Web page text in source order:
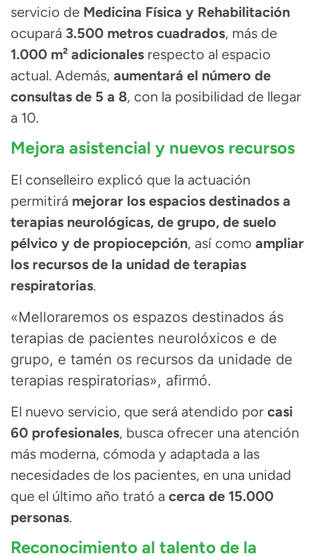
servicio de Medicina Física y Rehabilitación
ocupará 3.500 metros cuadrados, más de
1.000 m² adicionales respecto al espacio
actual. Además, aumentará el número de
consultas de 5 a 8, con la posibilidad de llegar
a 10.
Mejora asistencial y nuevos recursos
El conselleiro explicó que la actuación
permitirá mejorar los espacios destinados a
terapias neurológicas, de grupo, de suelo
pélvico y de propiocepción, así como ampliar
los recursos de la unidad de terapias
respiratorias.
«Melloraremos os espazos destinados ás
terapias de pacientes neurolóxicos e de
grupo, e tamén os recursos da unidade de
terapias respiratorias», afirmó.
El nuevo servicio, que será atendido por casi
60 profesionales, busca ofrecer una atención
más moderna, cómoda y adaptada a las
necesidades de los pacientes, en una unidad
que el último año trató a cerca de 15.000
personas.
Reconocimiento al talento de la